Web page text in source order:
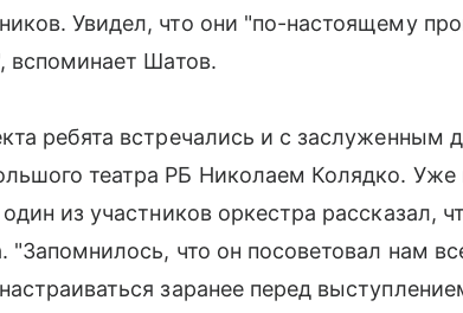
Увидел, что они "по-настоящему
вспоминает Шатов.
ребята встречались и с заслуженным
театра РБ Николаем Колядко. Уже
из участников оркестра рассказал,
"Запомнилось, что он посоветовал нам
заранее перед